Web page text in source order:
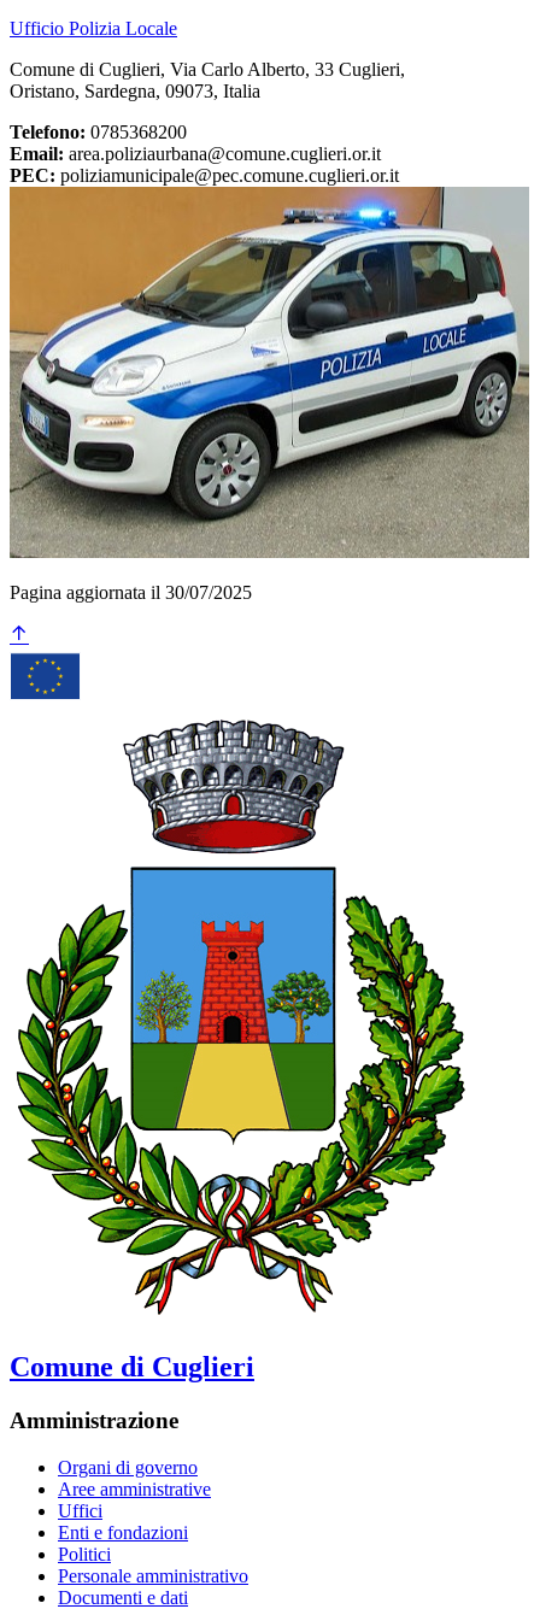
Ufficio Polizia Locale
Comune di Cuglieri, Via Carlo Alberto, 33 Cuglieri,
Oristano, Sardegna, 09073, Italia
Telefono: 0785368200
Email: area.poliziaurbana@comune.cuglieri.or.it
PEC: poliziamunicipale@pec.comune.cuglieri.or.it
Pagina aggiornata il 30/07/2025
Comune di Cuglieri
Amministrazione
Organi di governo
Aree amministrative
Uffici
Enti e fondazioni
Politici
Personale amministrativo
Documenti e dati